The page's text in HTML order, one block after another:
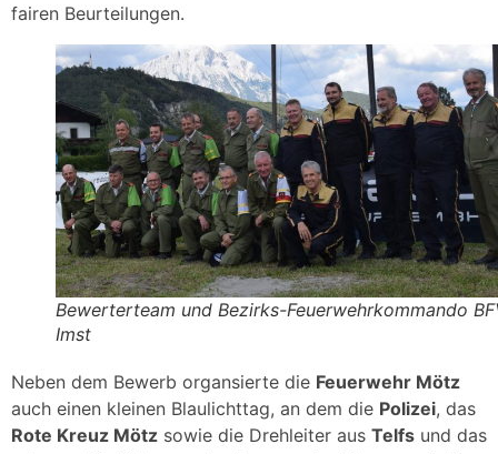
fairen Beurteilungen.
Bewerterteam und Bezirks-Feuerwehrkommando
Imst
Neben dem Bewerb organsierte die Feuerwehr Mötz
auch einen kleinen Blaulichttag, an dem die Polizei, das
Rote Kreuz Mötz sowie die Drehleiter aus Telfs und das